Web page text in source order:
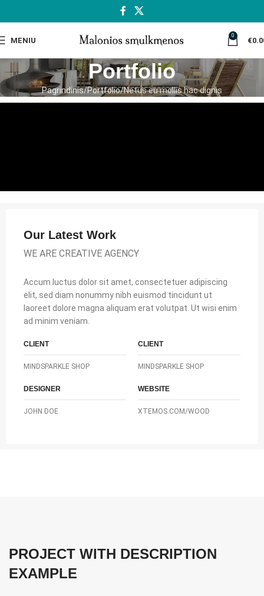
MENIU
0
€
Portfolio
Pagrindinis Portfolio Netus eu mollis hac dignis
Our Latest Work
WE ARE CREATIVE AGENCY
Accum luctus dolor sit amet, consectetuer adipiscing
elit, sed diam nonummy nibh euismod tincidunt ut
laoreet dolore magna aliquam erat volutpat. Ut wisi enim
ad minim veniam.
CLIENT
MINDSPARKLE SHOP
CLIENT
MINDSPARKLE SHOP
DESIGNER
JOHN DOE
WEBSITE
XTEMOS.COM/WOOD
PROJECT WITH DESCRIPTION
EXAMPLE